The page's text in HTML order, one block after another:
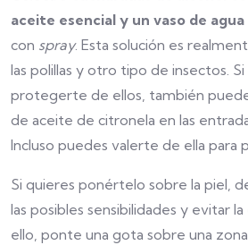
aceite esencial y un vaso de agua
con spray. Esta solución es
las polillas y otro tipo de insectos.
protegerte de ellos, también
de aceite de citronela en las
Incluso puedes valerte de ella para
Si quieres ponértelo sobre la piel,
las posibles sensibilidades y evitar la
ello, ponte una gota sobre una